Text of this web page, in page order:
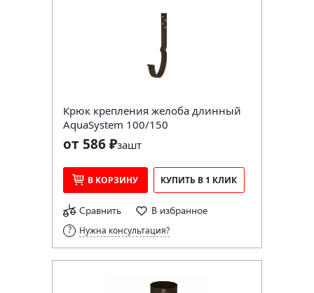
Крюк крепления желоба длинный
AquaSystem 100/150
от 586 ₽зашт
В КОРЗИНУ КУПИТЬ В 1 КЛИК
Сравнить В избранное
Нужна консультация?